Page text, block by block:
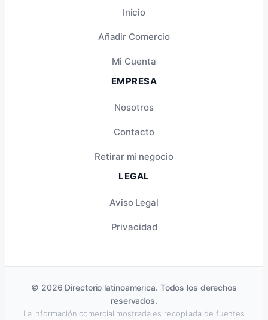
Inicio
Añadir Comercio
Mi Cuenta
EMPRESA
Nosotros
Contacto
Retirar mi negocio
LEGAL
Aviso Legal
Privacidad
© 2026 Directorio latinoamerica. Todos los derechos
reservados.
La información comercial mostrada es recopilada de fuentes